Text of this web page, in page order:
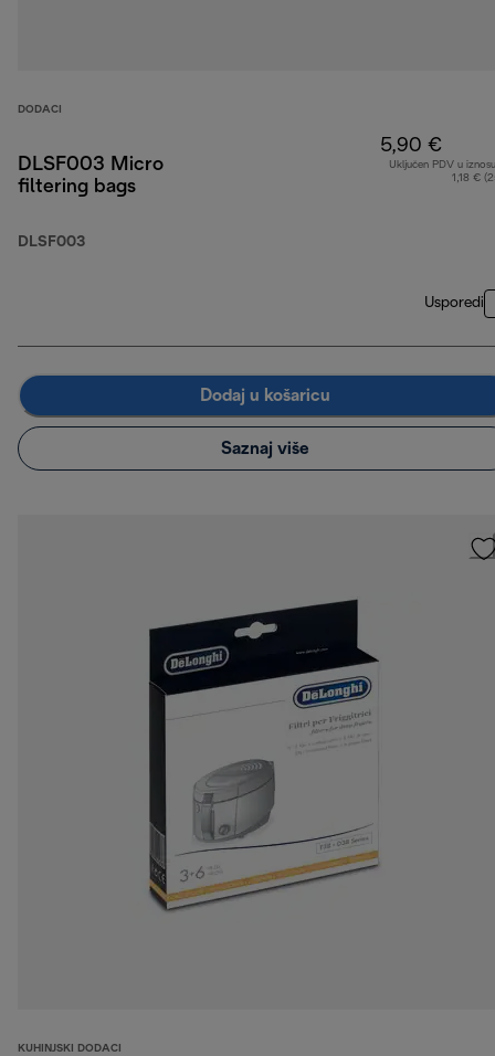
DODACI
DLSF003 Micro
filtering bags
DLSF003
5,90 €
Uključen PDV u
1,18 €
Usporedi
Dodaj u košaricu
Saznaj više
KUHINJSKI DODACI